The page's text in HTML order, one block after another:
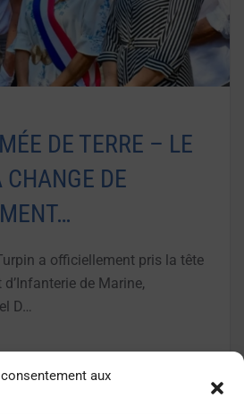
aux
DE TERRE – LE
DE
a officiellement pris la tête
de Marine,
D…